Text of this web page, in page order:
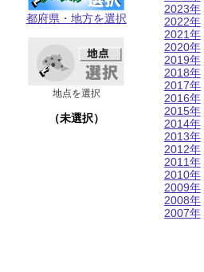
都府県・地方を選択
地点を選択
（未選択）
2023年
2022年
2021年
2020年
2019年
2018年
2017年
2016年
2015年
2014年
2013年
2012年
2011年
2010年
2009年
2008年
2007年